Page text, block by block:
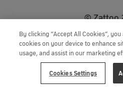
© Zattoo
By clicking “Accept All Cookies”,
cookies on your device to enhance
usage, and assist in our marketing
Cookies Settings